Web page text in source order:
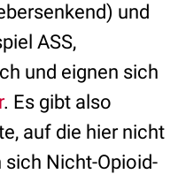
und
ASS,
und eignen sich
. Es gibt also
auf die hier nicht
sich Nicht-Opioid-